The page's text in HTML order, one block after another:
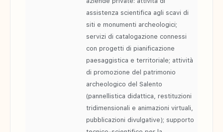
assistenza scientifica agli scavi di
siti e monumenti archeologici;
servizi di catalogazione connessi
con progetti di pianificazione
paesaggistica e territoriale; attività
di promozione del patrimonio
archeologico del Salento
(pannellistica didattica, restituzioni
tridimensionali e animazioni virtuali,
pubblicazioni divulgative); supporto